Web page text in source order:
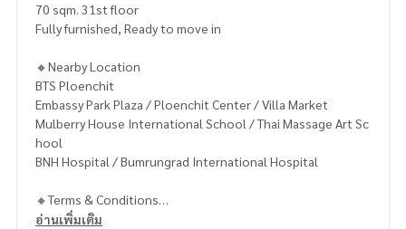
70 sqm. 31st floor
Fully furnished, Ready to move in
🔸Nearby Location
BTS Ploenchit
Embassy Park Plaza / Ploenchit Center / Villa Market
Mulberry House International School / Thai Massage Art Sc
hool
BNH Hospital / Bumrungrad International Hospital
🔸Terms & Conditions
1 year contract
อ่านเพิ่มเติม